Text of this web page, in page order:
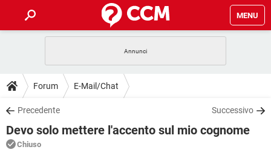
MENU
INTRATTENIMENTO
iOS
INSTAGRAM WHATSAPP
TIKTOK
GUIDE
COVID-19
iOS
DOWNLOAD
COVID-19 GAMING
INTRATTENIMENTO
FORUM
Forum E-Mail/Chat
Precedente Successivo
Devo solo mettere l'accento sul mio cognome
Chiuso